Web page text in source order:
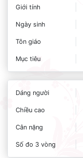
Giới tính
Ngày sinh
Tôn giáo
Mục tiêu
Dáng người
Chiều cao
Cân nặng
Số đo 3 vòng